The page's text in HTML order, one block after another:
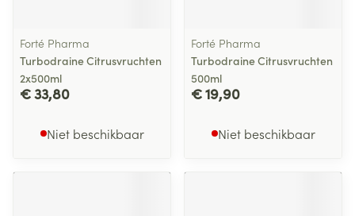
Forté Pharma
Turbodraine Citrusvruchten
2x500ml
€ 33,80
Niet beschikbaar
Forté Pharma
Turbodraine Citrusvruchten
500ml
€ 19,90
Niet beschikbaar